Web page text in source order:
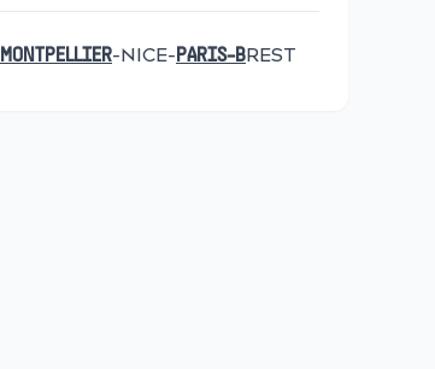
MONTPELLIER-NICE- PARIS-BREST